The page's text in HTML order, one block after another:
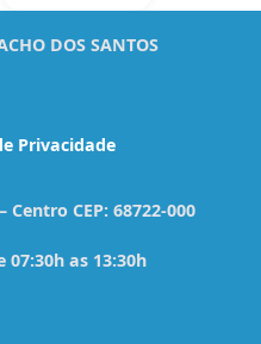
DOS SANTOS
Privacidade
Centro CEP: 68722-000
07:30h as 13:30h